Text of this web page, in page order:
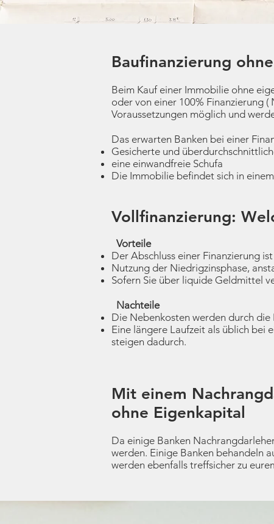
Baufinanzierung
Beim Kauf einer Immobilie ohne
oder von einer 100% Finanzierung
Voraussetzungen möglich und
Das erwarten Banken bei einer
Gesicherte und
eine einwandfreie Schufa
Die Immobilie befindet sich in
Vollfinanzierung:
Vorteile​
Der Abschluss einer Finanzierung
Nutzung der Niedrigzinsphase,
Sofern Sie über liquide Geldmittel
Nachteile
Die Nebenkosten werden durch die
Eine längere Laufzeit als üblich bei
steigen dadurch.
Mit einem
ohne Eigenkapital
Da einige Banken
werden. Einige Banken behandeln
werden ebenfalls treffsicher zu